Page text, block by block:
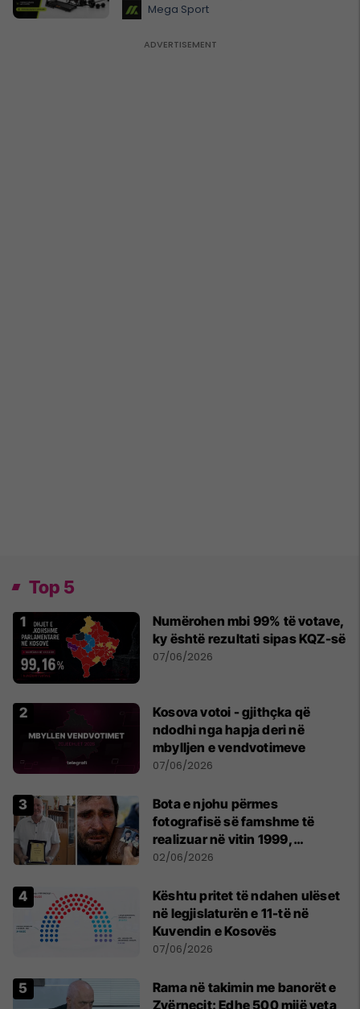
Mega Sport
Top 5
Numërohen mbi 99% të votave,
ky është rezultati sipas KQZ-së
07/06/2026
Kosova votoi - gjithçka që
ndodhi nga hapja deri në
mbylljen e vendvotimeve
07/06/2026
Bota e njohu përmes
fotografisë së famshme të
realizuar në vitin 1999,
pensionohet Xajë Mustafa
02/06/2026
Kështu pritet të ndahen ulëset
në legjislaturën e 11-të në
Kuvendin e Kosovës
07/06/2026
Rama në takimin me banorët e
Zvërnecit: Edhe 500 mijë veta